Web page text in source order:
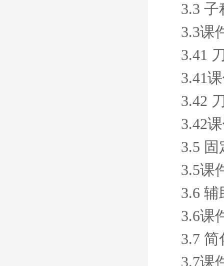
3.3
3.3课
3.41
3.41
3.42
3.42
3.5
3.5课
3.6
3.6课
3.7
3.7课